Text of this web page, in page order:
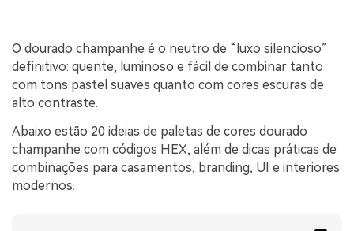
O dourado champanhe é o neutro de “luxo silencioso”
definitivo: quente, luminoso e fácil de combinar tanto
com tons pastel suaves quanto com cores escuras de
alto contraste.
Abaixo estão 20 ideias de paletas de cores dourado
champanhe com códigos HEX, além de dicas práticas de
combinações para casamentos, branding, UI e interiores
modernos.